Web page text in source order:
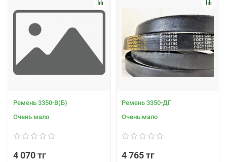
Ремень 3350-В(Б)
Очень мало
4 070 тг
Ремень 3350-ДГ
Очень мало
4 765 тг